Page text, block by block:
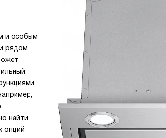
и особым
рядом
найти
опций